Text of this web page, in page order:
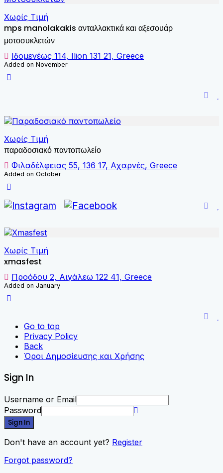
Χωρίς Τιμή
mps manolakakis ανταλλακτικά και αξεσουάρ
μοτοσυκλετών
Ιδομενέως 114, Ilion 131 21, Greece
Added on November
Χωρίς Τιμή
παραδοσιακό παντοπωλείο
Φιλαδέλφειας 55, 136 17, Αχαρνές, Greece
Added on October
Χωρίς Τιμή
xmasfest
Προόδου 2, Αιγάλεω 122 41, Greece
Added on January
Go to top
Privacy Policy
Back
Όροι Δημοσίευσης και Χρήσης
Sign In
Username or Email
Password
Sign In
Don't have an account yet? Register
Forgot password?